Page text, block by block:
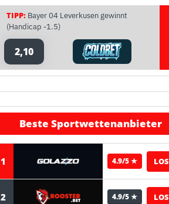
TIPP: Bayer 04 Leverkusen gewinnt
(Handicap -1.5)
2,10
Beste Sportwettenanbieter
1 4.9/5 ★ LOS
2 4.9/5 ★ LOS